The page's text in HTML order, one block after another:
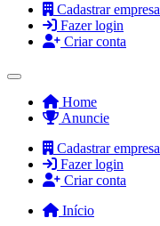
Cadastrar empresa
Fazer login
Criar conta
Home
Anuncie
Cadastrar empresa
Fazer login
Criar conta
Início